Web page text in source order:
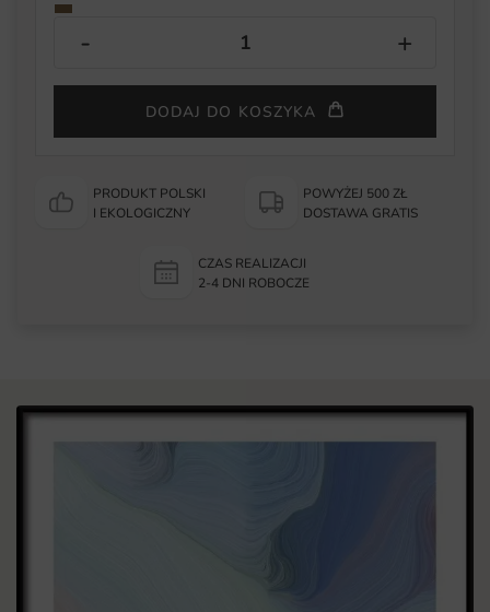
DODAJ DO KOSZYKA
PRODUKT POLSKI
I EKOLOGICZNY
POWYŻEJ 500 ZŁ
DOSTAWA GRATIS
CZAS REALIZACJI
2-4 DNI ROBOCZE